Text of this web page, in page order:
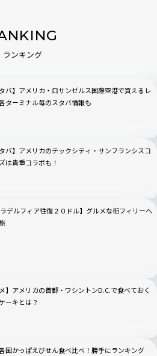
ランキング
タバ】アメリカ・ロサンゼルス国際空港で買えるレ
ターミナル毎のスタバ情報も
タバ】アメリカのテックシティ・サンフランシスコ
は貴重コラボも！
ラデルフィア往復２０ドル】グルメな街フィリーへ
】アメリカの首都・ワシントンD.C.で食べておく
ーキとは？
国かっぱえびせん食べ比べ！勝手にランキング